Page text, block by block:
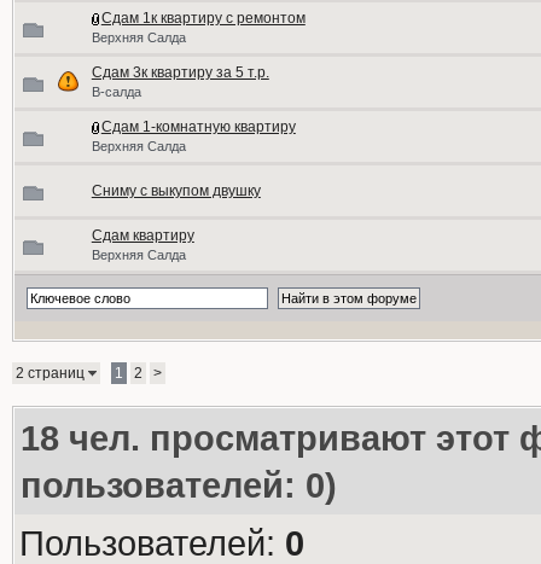
Сдам 1к квартиру с ремонтом
Верхняя Салда
Сдам 3к квартиру за 5 т.р.
В-салда
Сдам 1-комнатную квартиру
Верхняя Салда
Сниму с выкупом двушку
Сдам квартиру
Верхняя Салда
2 страниц 1 2 >
18чел. просматривают этот
пользователей: 0)
Пользователей: 0